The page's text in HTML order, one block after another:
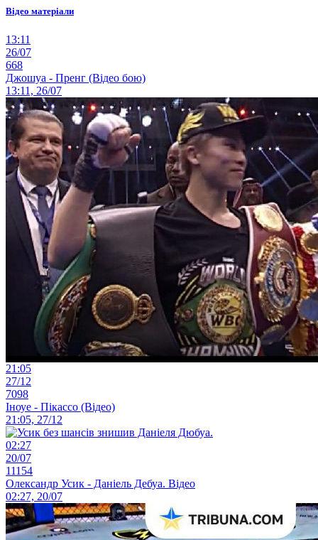
Відео матеріали
13:11
26/07
668
Джошуа - Пренг (Відео бою)
13:11, 26/07
21:05
27/12
7098
Іноуе - Пікассо (Відео)
21:05, 27/12
02:27
20/07
11154
Олександр Усик - Даніель Дебуа. Відео
02:27, 20/07